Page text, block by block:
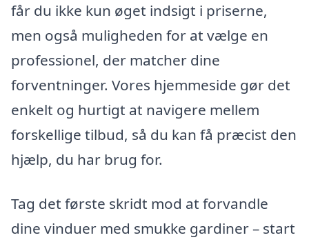
får du ikke kun øget indsigt i priserne,
men også muligheden for at vælge en
professionel, der matcher dine
forventninger. Vores hjemmeside gør det
enkelt og hurtigt at navigere mellem
forskellige tilbud, så du kan få præcist den
hjælp, du har brug for.
Tag det første skridt mod at forvandle
dine vinduer med smukke gardiner – start